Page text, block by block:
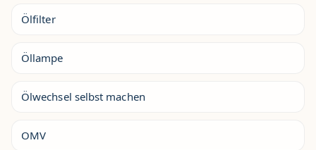
Ölfilter
Öllampe
Ölwechsel selbst machen
OMV